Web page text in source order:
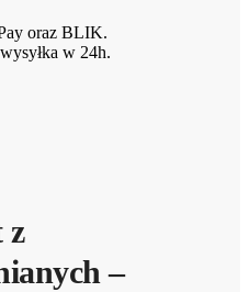
oraz BLIK.
w 24h.
z
–